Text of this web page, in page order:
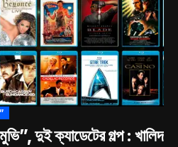
দুই ক্যাডেটের গল্প : খালিদ